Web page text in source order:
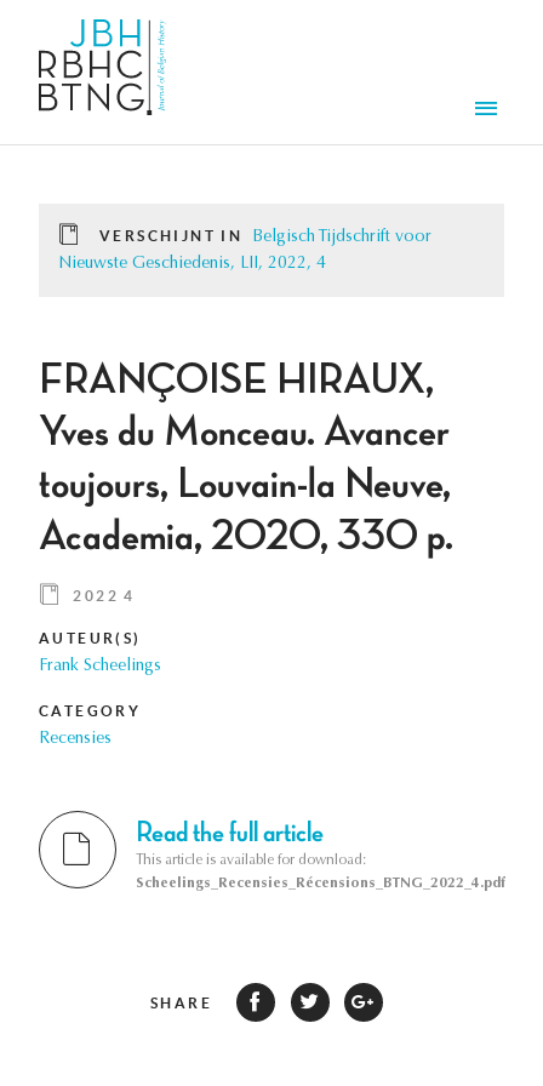
VERSCHIJNT IN
Belgisch Tijdschrift voor
Nieuwste Geschiedenis, LII, 2022, 4
FRANÇOISE HIRAUX,
Yves du Monceau. Avancer
toujours, Louvain-la Neuve,
Academia, 2020, 330 p.
2022 4
AUTEUR(S)
Frank Scheelings
CATEGORY
Recensies
Read the full article
This article is available for download:
Scheelings_Recensies_Récensions_BTNG_2022_4.pdf
SHARE